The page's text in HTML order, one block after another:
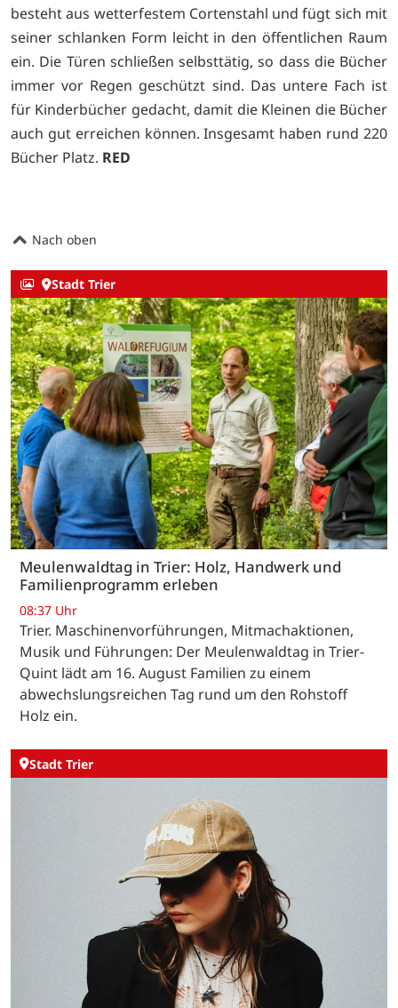
besteht aus wetterfestem Cortenstahl und fügt sich mit
seiner schlanken Form leicht in den öffentlichen Raum
ein. Die Türen schließen selbsttätig, so dass die Bücher
immer vor Regen geschützt sind. Das untere Fach ist
für Kinderbücher gedacht, damit die Kleinen die Bücher
auch gut erreichen können. Insgesamt haben rund 220
Bücher Platz. RED
Nach oben
Stadt Trier
Meulenwaldtag in Trier: Holz, Handwerk und
Familienprogramm erleben
08:37 Uhr
Trier. Maschinenvorführungen, Mitmachaktionen,
Musik und Führungen: Der Meulenwaldtag in Trier-
Quint lädt am 16. August Familien zu einem
abwechslungsreichen Tag rund um den Rohstoff
Holz ein.
Stadt Trier